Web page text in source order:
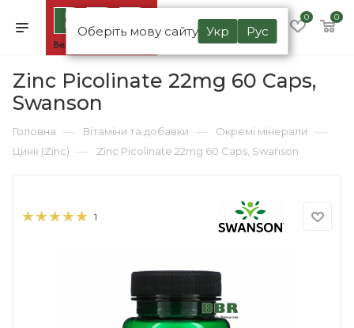
Оберіть мову сайту Укр Рус
0 0
Zinc Picolinate 22mg 60 Caps,
Swanson
Головна — Вітаміни та добавки — Окремі мінерали —
Цинк (Zinc) — Zinc Picolinate 22mg 60 Caps, Swanson
1